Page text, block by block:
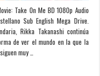
Take On Me BD 1080p Audio
Sub English Mega Drive.
Rikka Takanashi continúa
de ver el mundo en la que la
muy …